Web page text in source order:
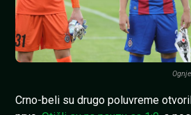
Crno-beli su drugo poluvreme